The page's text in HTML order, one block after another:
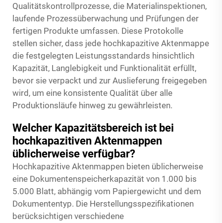
Qualitätskontrollprozesse, die Materialinspektionen,
laufende Prozessüberwachung und Prüfungen der
fertigen Produkte umfassen. Diese Protokolle
stellen sicher, dass jede hochkapazitive Aktenmappe
die festgelegten Leistungsstandards hinsichtlich
Kapazität, Langlebigkeit und Funktionalität erfüllt,
bevor sie verpackt und zur Auslieferung freigegeben
wird, um eine konsistente Qualität über alle
Produktionsläufe hinweg zu gewährleisten.
Welcher Kapazitätsbereich ist bei
hochkapazitiven Aktenmappen
üblicherweise verfügbar?
Hochkapazitive Aktenmappen bieten üblicherweise
eine Dokumentenspeicherkapazität von 1.000 bis
5.000 Blatt, abhängig vom Papiergewicht und dem
Dokumententyp. Die Herstellungsspezifikationen
berücksichtigen verschiedene